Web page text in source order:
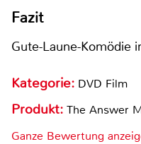
Fazit
Gute-Laune-Komödie
Kategorie: DVD Film
Produkt: The Answer
Ganze Bewertung